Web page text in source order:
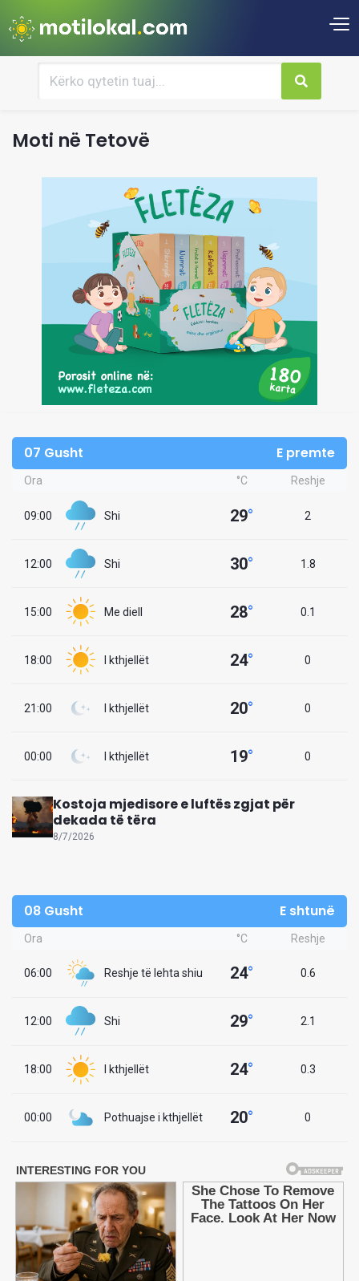
Moti në Tetovë
07 Gusht E premte
Ora °C Reshje
09:00 Shi 29° 2
12:00 Shi 30° 1.8
15:00 Me diell 28° 0.1
18:00 I kthjellët 24° 0
21:00 I kthjellët 20° 0
00:00 I kthjellët 19° 0
Kostoja mjedisore e luftës zgjat për
dekada të tëra
8/7/2026
08 Gusht E shtunë
Ora °C Reshje
06:00 Reshje të lehta shiu 24° 0.6
12:00 Shi 29° 2.1
18:00 I kthjellët 24° 0.3
00:00 Pothuajse i kthjellët 20° 0